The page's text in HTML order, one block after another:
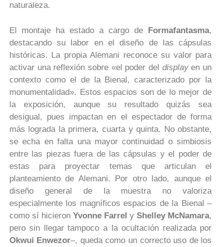
naturaleza.
El montaje ha estado a cargo de Formafantasma,
destacando su labor en el diseño de las cápsulas
históricas. La propia Alemani reconoce su valor para
activar una reflexión sobre «el poder del displayen un
contexto como el de la Bienal, caracterizado por la
monumentalidad». Estos espacios son de lo mejor de
la exposición, aunque su resultado quizás sea
desigual, pues impactan en el espectador de forma
más lograda la primera, cuarta y quinta. No obstante,
se echa en falta una mayor continuidad o simbiosis
entre las piezas fuera de las cápsulas y el poder de
estas para proyectar temas que articulan el
planteamiento de Alemani. Por otro lado, aunque el
diseño general de la muestra no valoriza
especialmente los magníficos espacios de la Bienal –
como sí hicieron Yvonne Farrel yShelley McNamara,
pero sin llegar tampoco a la ocultación realizada por
Okwui Enwezor–, queda como un correcto uso de los